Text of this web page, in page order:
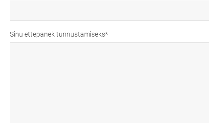
Sinu ettepanek tunnustamiseks